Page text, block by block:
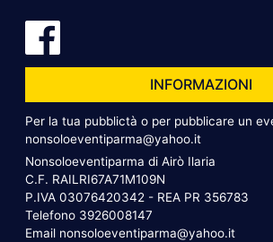
INFORMAZIONI
Per la tua pubblictà o per pubblicare un
nonsoloeventiparma@yahoo.it
Nonsoloeventiparma di Airò Ilaria
C.F. RAILRI67A71M109N
P.IVA 03076420342 - REA PR 356783
Telefono 3926008147
Email nonsoloeventiparma@yahoo.it